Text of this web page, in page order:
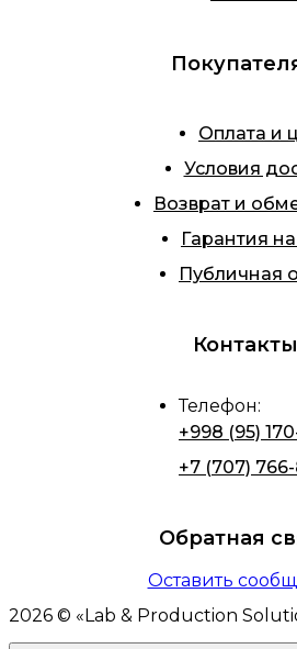
Оплата и
Условия
Возврат и
Гарантия
Публичная
Контакты
Телефон:
+998 (95)
+7 (707)
Обратная
Оставить
2026 © « Lab & Production